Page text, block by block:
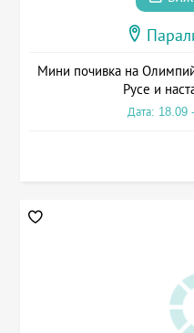
Мини почивка на
Русе и
Дата: 18.09